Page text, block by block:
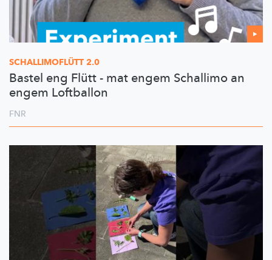
SCHALLIMOFLÜTT 2.0
Bastel eng Flütt - mat engem Schallimo an
engem Loftballon
FNR